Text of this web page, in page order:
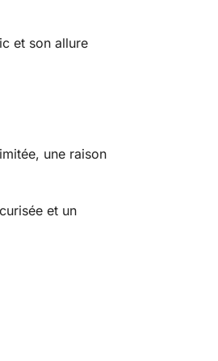
et son allure
une raison
et un